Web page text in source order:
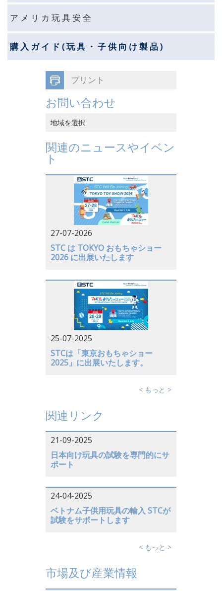
ア メ リ カ 玩 具 安 全
購 入 ガ イ ド ( 玩 具 ・ 子 供 向 け 製 品 )
プリント
お問い合わせ
地域を選択
中国香港
中国本土
ベトナム
ドイツ
関連のニュースやイベン
ト
27-07-2026
STC は TOKYO おもちゃショー
2026 に出展いたします
25-07-2025
STCは「東京おもちゃショー
2025」に出展いたします。
< もっと >
関連リンク
21-09-2025
日本向け玩具の試験を専門的にサ
ポート
24-04-2025
ベトナム子供用玩具の輸入 STCが
試験をサポートします
< もっと >
市場及び産業情報